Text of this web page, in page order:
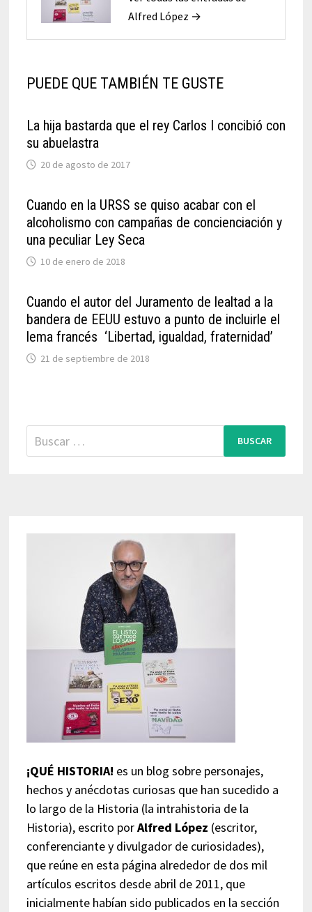
Alfred López →
PUEDE QUE TAMBIÉN TE GUSTE
La hija bastarda que el rey Carlos I concibió con
su abuelastra
20 de agosto de 2017
Cuando en la URSS se quiso acabar con el
alcoholismo con campañas de concienciación y
una peculiar Ley Seca
10 de enero de 2018
Cuando el autor del Juramento de lealtad a la
bandera de EEUU estuvo a punto de incluirle el
lema francés ‘Libertad, igualdad, fraternidad’
21 de septiembre de 2018
Buscar:
¡QUÉ HISTORIA! es un blog sobre personajes,
hechos y anécdotas curiosas que han sucedido a
lo largo de la Historia (la intrahistoria de la
Historia), escrito porAlfred López (escritor,
conferenciante y divulgador de curiosidades),
que reúne en esta página alrededor de dos mil
artículos escritos desde abril de 2011, que
inicialmente habían sido publicados en la sección